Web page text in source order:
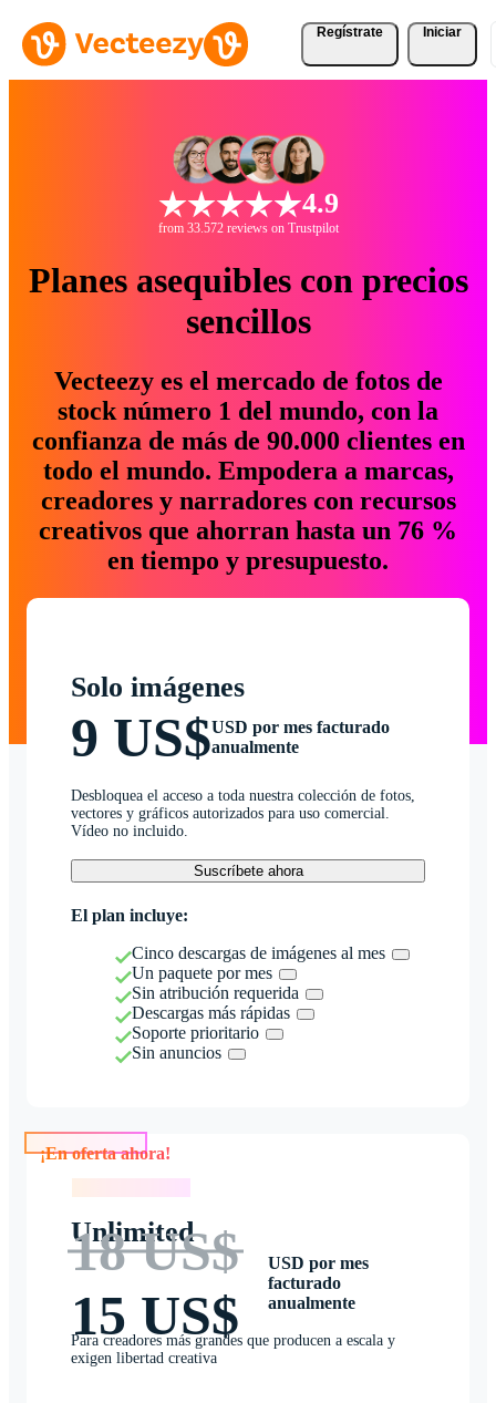
Regístrate Iniciar
4.9
from 33.572 reviews on Trustpilot
Planes asequibles con precios
sencillos
Vecteezy es el mercado de fotos de
stock número 1 del mundo, con la
confianza de más de 90.000 clientes en
todo el mundo. Empodera a marcas,
creadores y narradores con recursos
creativos que ahorran hasta un 76 %
en tiempo y presupuesto.
Solo imágenes
9 US$USD por mes facturado
anualmente
Desbloquea el acceso a toda nuestra colección de fotos,
vectores y gráficos autorizados para uso comercial.
Vídeo no incluido.
Suscríbete ahora
El plan incluye:
Cinco descargas de imágenes al mes
Un paquete por mes
Sin atribución requerida
Descargas más rápidas
Soporte prioritario
Sin anuncios
Unlimited
18 US$
15 US$
USD por mes
facturado
anualmente
Para creadores más grandes que producen a escala y
exigen libertad creativa